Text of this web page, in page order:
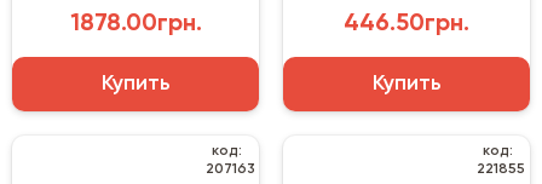
1878.00грн.
Купить
446.50грн.
Купить
код:
207163
код:
221855